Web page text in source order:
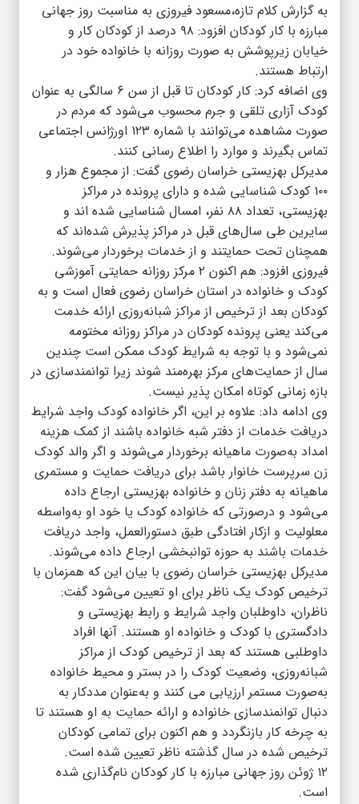
به گزارش کلام تازه،مسعود فیروزی به مناسبت روز جهانی
مبارزه با کار کودکان افزود: ۹۸ درصد از کودکان کار و
خیابان زیرپوشش به صورت روزانه با خانواده خود در
ارتباط هستند.
وی اضافه کرد: کار کودکان تا قبل از سن ۶ سالگی به عنوان
کودک آزاری تلقی و جرم محسوب می‌شود که مردم در
صورت مشاهده می‌توانند با شماره ۱۲۳ اورژانس اجتماعی
تماس بگیرند و موارد را اطلاع رسانی کنند.
مدیرکل بهزیستی خراسان رضوی گفت: از مجموع هزار و
۱۰۰ کودک شناسایی شده و دارای پرونده در مراکز
بهزیستی، تعداد ۸۸ نفر، امسال شناسایی شده‌ اند و
سایرین طی سال‌های قبل در مراکز پذیرش شده‌اند که
همچنان تحت حمایتند و از خدمات برخوردار می‌شوند.
فیروزی افزود: هم اکنون ۲ مرکز روزانه حمایتی آموزشی
کودک و خانواده در استان خراسان رضوی فعال است و به
کودکان بعد از ترخیص از مراکز شبانه‌روزی ارائه خدمت
می‌کند یعنی پرونده کودکان در مراکز روزانه مختومه
نمی‌شود و با توجه به شرایط کودک ممکن است چندین
سال از حمایت‌های مرکز بهره‌مند شوند زیرا توانمندسازی در
بازه زمانی کوتاه امکان پذیر نیست.
وی ادامه داد: علاوه بر این، اگر خانواده کودک واجد شرایط
دریافت خدمات از دفتر شبه خانواده باشند از کمک هزینه
امداد به‌صورت ماهیانه برخوردار می‌شوند و اگر والد کودک
زن سرپرست خانوار باشد برای دریافت حمایت و مستمری
ماهیانه به دفتر زنان و خانواده بهزیستی ارجاع داده
می‌شود و درصورتی که خانواده کودک یا خود او به‌واسطه
معلولیت و ازکار افتادگی طبق دستورالعمل، واجد دریافت
خدمات باشند به حوزه توانبخشی ارجاع داده می‌شوند.
مدیرکل بهزیستی خراسان رضوی با بیان این که همزمان با
ترخیص کودک یک ناظر برای او تعیین می‌شود گفت:
ناظران، داوطلبان واجد شرایط و رابط بهزیستی و
دادگستری با کودک و خانواده او هستند. آنها افراد
داوطلبی هستند که بعد از ترخیص کودک از مراکز
شبانه‌روزی، وضعیت کودک را در بستر و محیط خانواده
به‌صورت مستمر ارزیابی می کنند و به‌عنوان مددکار به
دنبال توانمندسازی خانواده و ارائه حمایت به او هستند تا
به چرخه کار بازنگردد و هم اکنون برای تمامی کودکان
ترخیص شده در سال گذشته ناظر تعیین شده است.
۱۲ ژوئن روز جهانی مبارزه با کار کودکان نام‌گذاری شده
است.